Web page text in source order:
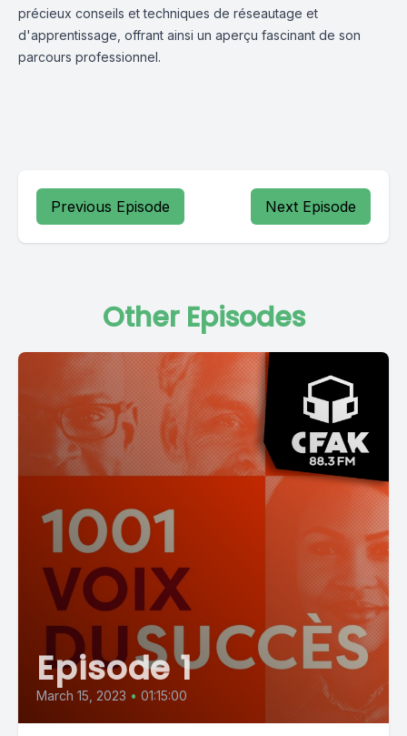
précieux conseils et techniques de réseautage et
d'apprentissage, offrant ainsi un aperçu fascinant de son
parcours professionnel.
Previous Episode Next Episode
Other Episodes
Episode 1
March 15, 2023 • 01:15:00